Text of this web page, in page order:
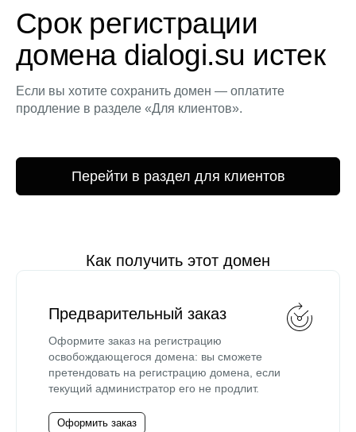
Срок регистрации
домена dialogi.su истек
Если вы хотите сохранить домен — оплатите
продление в разделе «Для клиентов».
Перейти в раздел для клиентов
Как получить этот домен
Предварительный заказ
Оформите заказ на регистрацию
освобождающегося домена: вы сможете
претендовать на регистрацию домена, если
текущий администратор его не продлит.
Оформить заказ